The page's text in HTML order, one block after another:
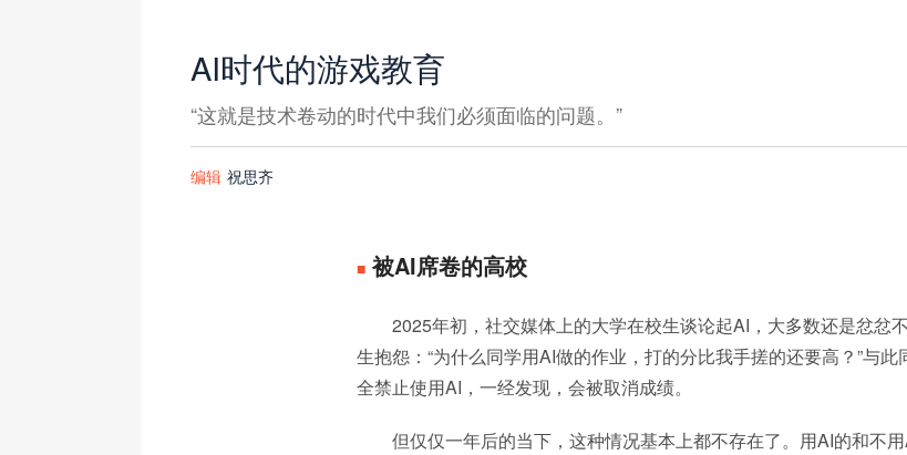
AI时代的游戏教育
“这就是技术卷动的时代中我们必须面临的问题。”
编辑 祝思齐
■ 被AI席卷的高校
2025年初，社交媒体上的大学在校生谈论起AI，大多数还是忿忿
生抱怨：“为什么同学用AI做的作业，打的分比我手搓的还要高？”与
全禁止使用AI，一经发现，会被取消成绩。
但仅仅一年后的当下，这种情况基本上都不存在了。用AI的和不